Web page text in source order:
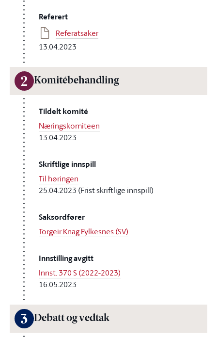
Referert
Referatsaker
13.04.2023
2 Komitébehandling
Tildelt komité
Næringskomiteen
13.04.2023
Skriftlige innspill
Til høringen
25.04.2023 (Frist skriftlige innspill)
Saksordfører
Torgeir Knag Fylkesnes (SV)
Innstilling avgitt
Innst. 370 S (2022-2023)
16.05.2023
3 Debatt og vedtak